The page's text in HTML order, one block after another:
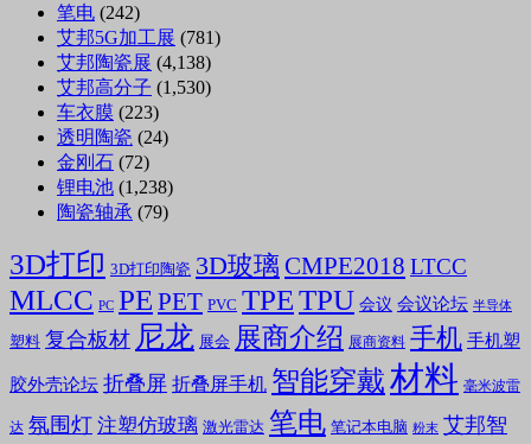
笔电 (242)
艾邦5G加工展 (781)
艾邦陶瓷展 (4,138)
艾邦高分子 (1,530)
车衣膜 (223)
透明陶瓷 (24)
金刚石 (72)
锂电池 (1,238)
陶瓷轴承 (79)
3D打印 3D打印陶瓷 3D玻璃 CMPE2018 LTCC
MLCC PC PE PET PVC TPETPU 会议 会议论坛 半导体
塑料 复合板材 尼龙 展会 展商介绍 展商资料 手机 手机塑
胶外壳论坛 折叠屏 折叠屏手机 智能穿戴材料 毫米波雷
达 氛围灯 注塑仿玻璃 激光雷达 笔电 笔记本电脑 粉末 艾邦智